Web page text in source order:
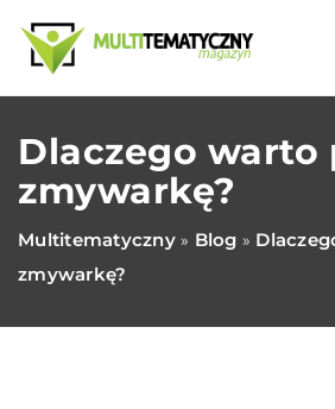
Dlaczego warto
zmywarkę?
Multitematyczny» Blog »
zmywarkę?